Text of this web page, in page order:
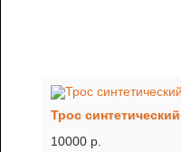
Трос
10000 p.